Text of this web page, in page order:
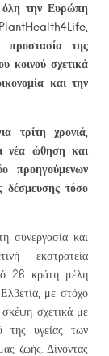
όλη την Ευρώπη
προστασία της
κοινού σχετικά
και την
τρίτη χρονιά,
νέα ώθηση και
προηγούμενων
τόσο
συνεργασία και
εκστρατεία
26 κράτη μέλη
με στόχο
σκέψη σχετικά με
της υγείας των
ζωής. Δίνοντας